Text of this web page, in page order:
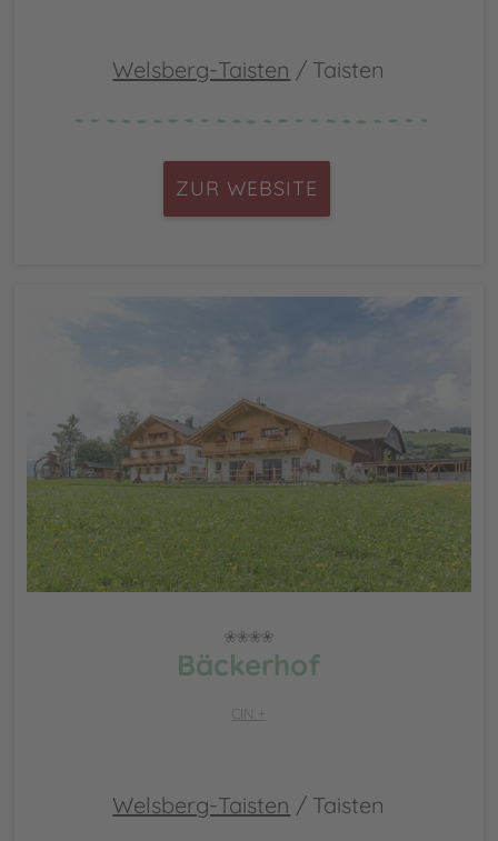
Welsberg-Taisten / Taisten
ZUR WEBSITE
Bäckerhof
CIN +
Welsberg-Taisten / Taisten